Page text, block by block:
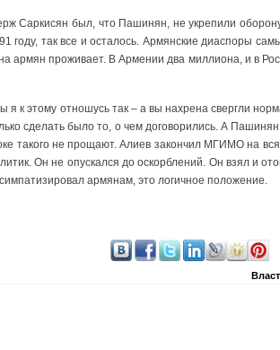
Саркисян был, что Пашинян, не укрепили
году, так все и осталось. Армянские диаспоры
армян проживает. В Армении два миллиона, и в
к этому отношусь так – а вы нахрена свергли
сделать было то, о чем договорились. А
такого не прощают. Алиев закончил МГИМО на
Он не опускался до оскорблений. Он взял и
армянам, это логичное положение.